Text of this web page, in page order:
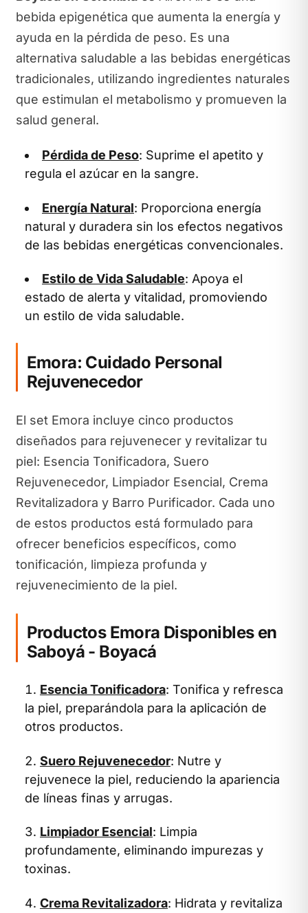
bebida epigenética que aumenta la energía y
ayuda en la pérdida de peso. Es una
alternativa saludable a las bebidas energéticas
tradicionales, utilizando ingredientes naturales
que estimulan el metabolismo y promueven la
salud general.
Pérdida de Peso: Suprime el apetito y
regula el azúcar en la sangre.
Energía Natural: Proporciona energía
natural y duradera sin los efectos negativos
de las bebidas energéticas convencionales.
Estilo de Vida Saludable: Apoya el
estado de alerta y vitalidad, promoviendo
un estilo de vida saludable.
Emora: Cuidado Personal
Rejuvenecedor
El set Emora incluye cinco productos
diseñados para rejuvenecer y revitalizar tu
piel: Esencia Tonificadora, Suero
Rejuvenecedor, Limpiador Esencial, Crema
Revitalizadora y Barro Purificador. Cada uno
de estos productos está formulado para
ofrecer beneficios específicos, como
tonificación, limpieza profunda y
rejuvenecimiento de la piel.
Productos Emora Disponibles en
Saboyá - Boyacá
Esencia Tonificadora: Tonifica y refresca
la piel, preparándola para la aplicación de
otros productos.
Suero Rejuvenecedor: Nutre y
rejuvenece la piel, reduciendo la apariencia
de líneas finas y arrugas.
Limpiador Esencial: Limpia
profundamente, eliminando impurezas y
toxinas.
Crema Revitalizadora: Hidrata y revitaliza